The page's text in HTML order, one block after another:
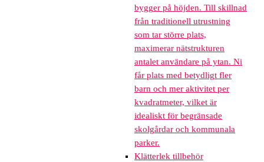
bygger på höjden. Till skillnad
från traditionell utrustning
som tar större plats,
maximerar nätstrukturen
antalet användare på ytan. Ni
får plats med betydligt fler
barn och mer aktivitet per
kvadratmeter, vilket är
idealiskt för begränsade
skolgårdar och kommunala
parker.
Klätterlek tillbehör